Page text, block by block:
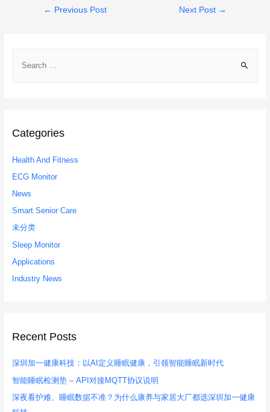
Post
← Previous Post Next Post →
h
o
r
:
Categories
Health And Fitness
ECG Monitor
News
Smart Senior Care
未分类
Sleep Monitor
Applications
Industry News
Recent Posts
深圳加一健康科技：以AI定义睡眠健康，引领智能睡眠新时代
智能睡眠检测垫 – API对接MQTT协议说明
深夜看护难、睡眠数据不准？为什么康养与家居大厂都选深圳加一健康